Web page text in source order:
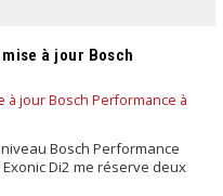
à jour Bosch
Bosch Performance
Di2 me réserve deux